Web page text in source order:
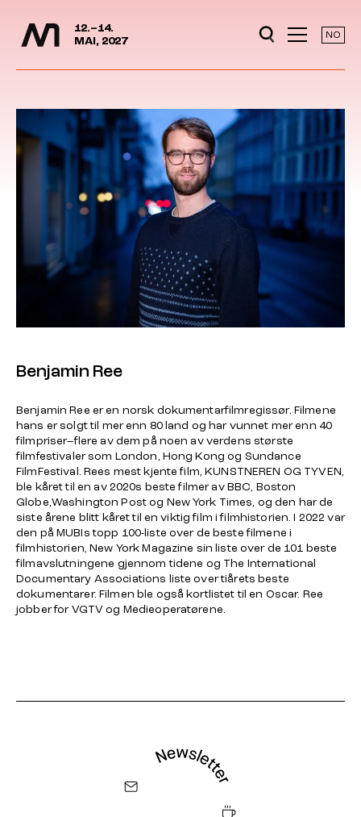
Jump to content
12.–14.
MAI, 2027
NO
Benjamin Ree
Benjamin Ree er en norsk dokumentarfilmregissør. Filmene
hans er solgt til mer enn 80 land og har vunnet mer enn 40
filmpriser–flere av dem på noen av verdens største
filmfestivaler som London, Hong Kong og Sundance
FilmFestival. Rees mest kjente film, KUNSTNEREN OG TYVEN,
ble kåret til en av 2020s beste filmer av BBC, Boston
Globe,Washington Post og New York Times, og den har de
siste årene blitt kåret til en viktig film i filmhistorien. I 2022 var
den på MUBIs topp 100-liste over de beste filmene i
filmhistorien, New York Magazine sin liste over de 101 beste
filmavslutningene gjennom tidene og The International
Documentary Associations liste over tiårets beste
dokumentarer. Filmen ble også kortlistet til en Oscar. Ree
jobber for VGTV og Medieoperatørene.